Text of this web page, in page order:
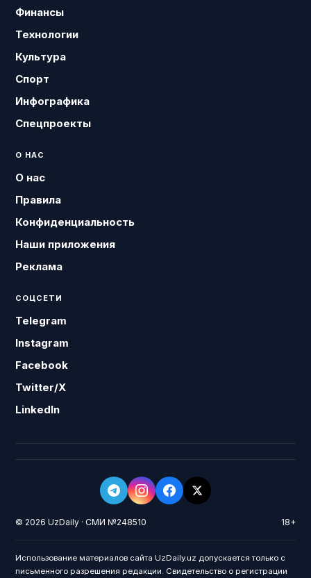
Финансы
Технологии
Культура
Спорт
Инфографика
Спецпроекты
О НАС
О нас
Правила
Конфиденциальность
Наши приложения
Реклама
СОЦСЕТИ
Telegram
Instagram
Facebook
Twitter/X
LinkedIn
© 2026 UzDaily · СМИ №248510 18+
Использование материалов сайта UzDaily.uz допускается только с
письменного разрешения редакции. Свидетельство о регистрации